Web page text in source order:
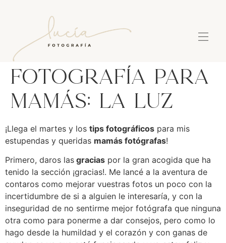
Fotografía para
mamás: La luz
¡Llega el martes y los tips fotográficos para mis
estupendas y queridas mamás fotógrafas!
Primero, daros las gracias por la gran acogida que ha
tenido la sección ¡gracias!. Me lancé a la aventura de
contaros como mejorar vuestras fotos un poco con la
incertidumbre de si a alguien le interesaría, y con la
inseguridad de no sentirme mejor fotógrafa que ninguna
otra como para ponerme a dar consejos, pero como lo
hago desde la humildad y el corazón y con ganas de